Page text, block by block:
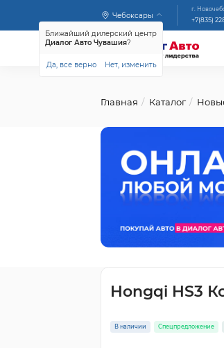
Чебоксары
Ближайший дилерский центр
Диалог Авто Чувашия?
Да, все верно Нет, изменить
г.
+7(835)
Главная Каталог
Hongqi HS3
В наличии Спецпредложение